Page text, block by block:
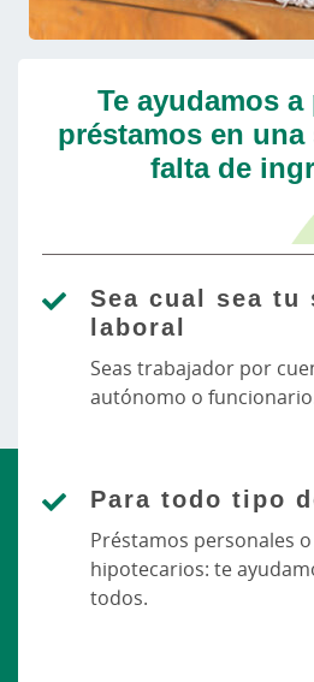
Te ayudamos
préstamos en
falta de
Sea cual sea tu
laboral
Seas trabajador por
autónomo o
Para todo tipo
Préstamos personales o
hipotecarios: te
todos.